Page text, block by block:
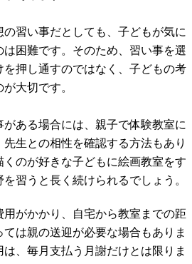
習い事だとしても、子どもが気に
は困難です。そのため、習い事を選
押し通すのではなく、子どもの考
大切です。
ある場合には、親子で体験教室に
生との相性を確認する方法もあり
くのが好きな子どもに絵画教室をす
習うと長く続けられるでしょう。
がかかり、自宅から教室までの距
は親の送迎が必要な場合もありま
、毎月支払う月謝だけとは限りま